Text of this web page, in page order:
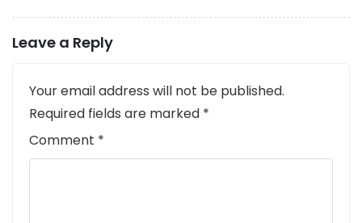
Leave a Reply
Your email address will not be published.
Required fields are marked *
Comment *